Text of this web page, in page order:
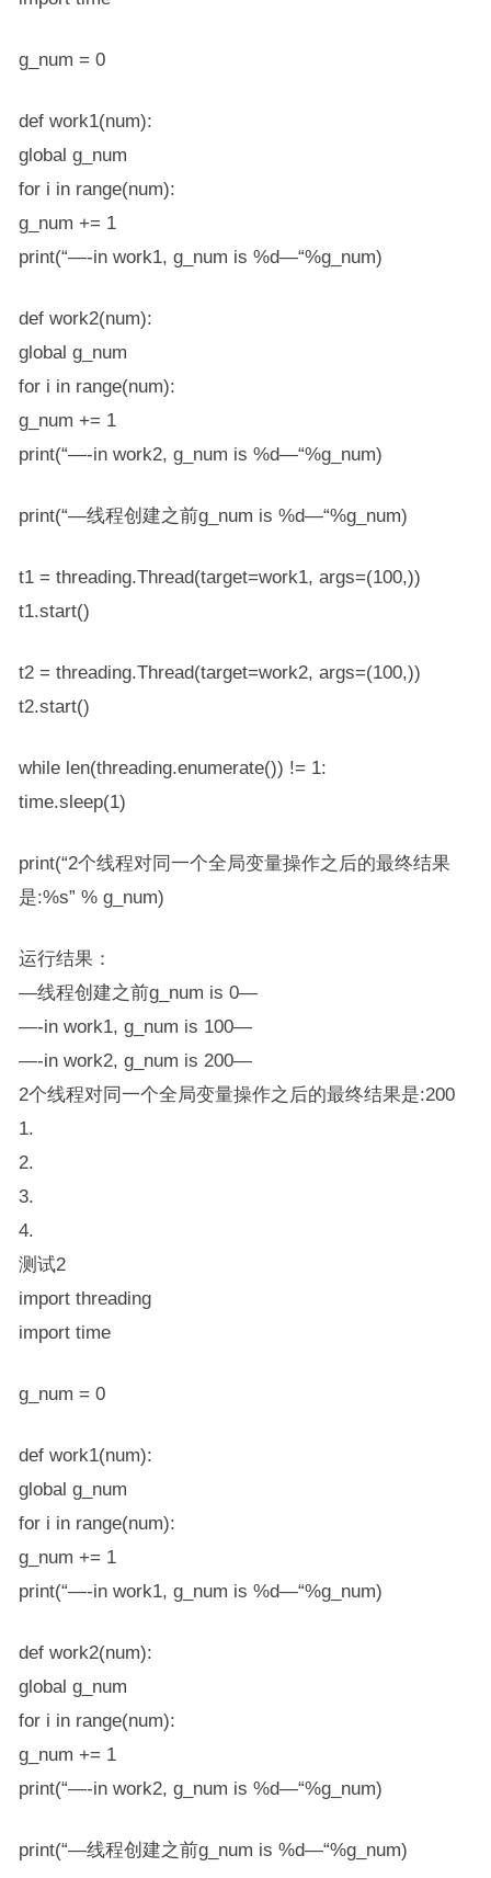
g_num = 0
def work1(num):
global g_num
for i in range(num):
g_num += 1
print(“—-in work1, g_num is %d—“%g_num)
def work2(num):
global g_num
for i in range(num):
g_num += 1
print(“—-in work2, g_num is %d—“%g_num)
print(“—线程创建之前g_num is %d—“%g_num)
t1 = threading.Thread(target=work1, args=(100,))
t1.start()
t2 = threading.Thread(target=work2, args=(100,))
t2.start()
while len(threading.enumerate()) != 1:
time.sleep(1)
print(“2个线程对同一个全局变量操作之后的最终结果
是:%s” % g_num)
运行结果：
—线程创建之前g_num is 0—
—-in work1, g_num is 100—
—-in work2, g_num is 200—
2个线程对同一个全局变量操作之后的最终结果是:200
1.
2.
3.
4.
测试2
import threading
import time
g_num = 0
def work1(num):
global g_num
for i in range(num):
g_num += 1
print(“—-in work1, g_num is %d—“%g_num)
def work2(num):
global g_num
for i in range(num):
g_num += 1
print(“—-in work2, g_num is %d—“%g_num)
print(“—线程创建之前g_num is %d—“%g_num)